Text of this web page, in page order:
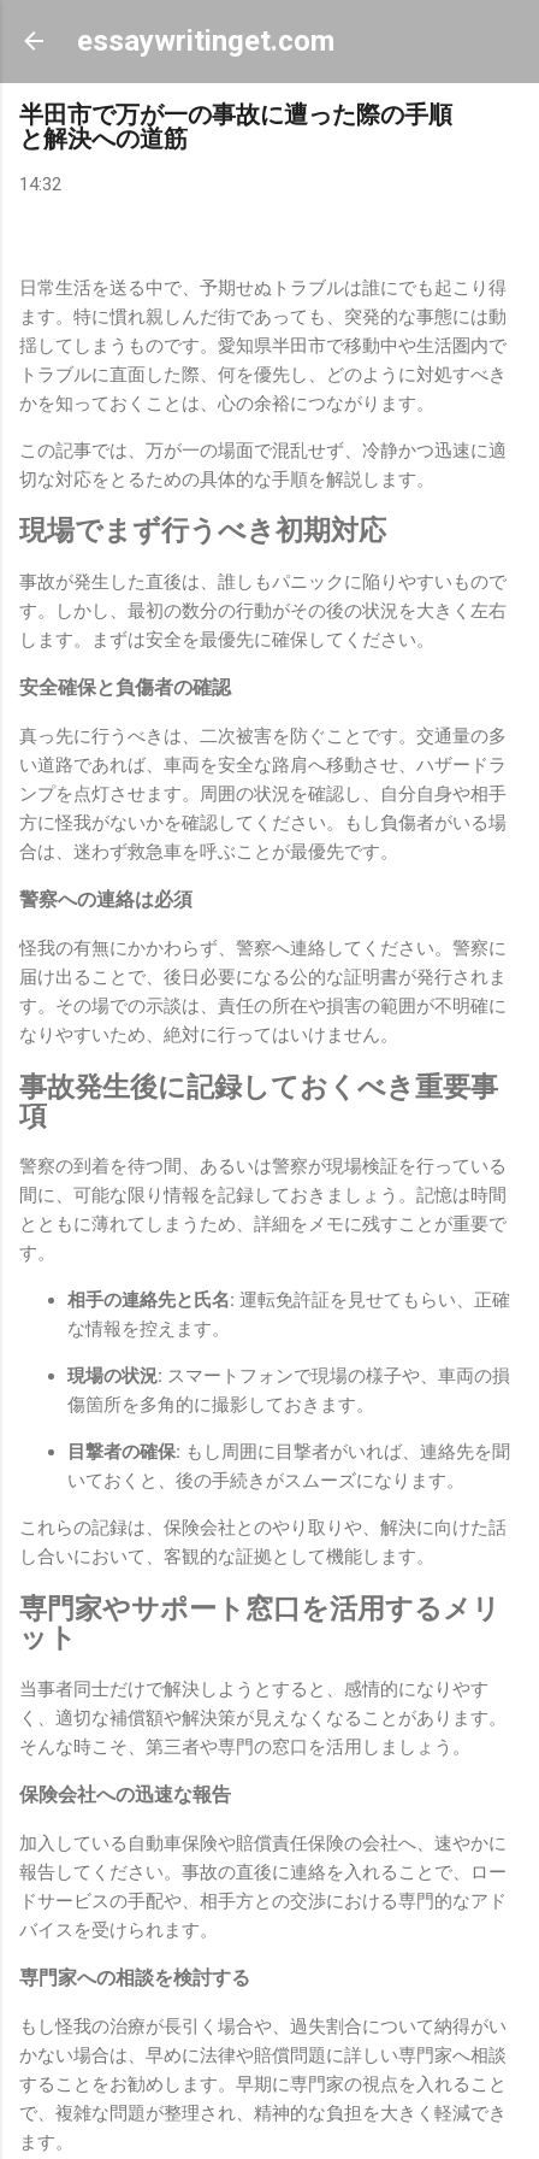
スキップしてメイン コンテンツに移動
essaywritinget.com
半田市で万が一の事故に遭った際の手順
と解決への道筋
14:32
日常生活を送る中で、予期せぬトラブルは誰にでも起こり得
ます。特に慣れ親しんだ街であっても、突発的な事態には動
揺してしまうものです。愛知県半田市で移動中や生活圏内で
トラブルに直面した際、何を優先し、どのように対処すべき
かを知っておくことは、心の余裕につながります。
この記事では、万が一の場面で混乱せず、冷静かつ迅速に適
切な対応をとるための具体的な手順を解説します。
現場でまず行うべき初期対応
事故が発生した直後は、誰しもパニックに陥りやすいもので
す。しかし、最初の数分の行動がその後の状況を大きく左右
します。まずは安全を最優先に確保してください。
安全確保と負傷者の確認
真っ先に行うべきは、二次被害を防ぐことです。交通量の多
い道路であれば、車両を安全な路肩へ移動させ、ハザードラ
ンプを点灯させます。周囲の状況を確認し、自分自身や相手
方に怪我がないかを確認してください。もし負傷者がいる場
合は、迷わず救急車を呼ぶことが最優先です。
警察への連絡は必須
怪我の有無にかかわらず、警察へ連絡してください。警察に
届け出ることで、後日必要になる公的な証明書が発行されま
す。その場での示談は、責任の所在や損害の範囲が不明確に
なりやすいため、絶対に行ってはいけません。
事故発生後に記録しておくべき重要事
項
警察の到着を待つ間、あるいは警察が現場検証を行っている
間に、可能な限り情報を記録しておきましょう。記憶は時間
とともに薄れてしまうため、詳細をメモに残すことが重要で
す。
相手の連絡先と氏名: 運転免許証を見せてもらい、正確
な情報を控えます。
現場の状況: スマートフォンで現場の様子や、車両の損
傷箇所を多角的に撮影しておきます。
目撃者の確保: もし周囲に目撃者がいれば、連絡先を聞
いておくと、後の手続きがスムーズになります。
これらの記録は、保険会社とのやり取りや、解決に向けた話
し合いにおいて、客観的な証拠として機能します。
専門家やサポート窓口を活用するメリ
ット
当事者同士だけで解決しようとすると、感情的になりやす
く、適切な補償額や解決策が見えなくなることがあります。
そんな時こそ、第三者や専門の窓口を活用しましょう。
保険会社への迅速な報告
加入している自動車保険や賠償責任保険の会社へ、速やかに
報告してください。事故の直後に連絡を入れることで、ロー
ドサービスの手配や、相手方との交渉における専門的なアド
バイスを受けられます。
専門家への相談を検討する
もし怪我の治療が長引く場合や、過失割合について納得がい
かない場合は、早めに法律や賠償問題に詳しい専門家へ相談
することをお勧めします。早期に専門家の視点を入れること
で、複雑な問題が整理され、精神的な負担を大きく軽減でき
ます。